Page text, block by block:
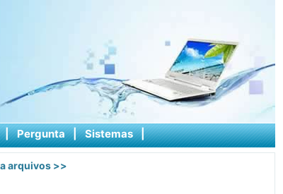
| Pergunta | Sistemas |
arquivos >>